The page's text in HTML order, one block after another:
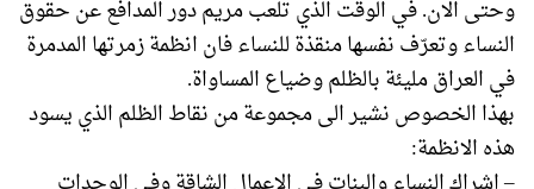
وحتى الان. في الوقت الذي تلعب مريم دور المدافع عن حقوق
النساء وتعرّف نفسها منقذة للنساء فان انظمة زمرتها المدمرة
في العراق مليئة بالظلم وضياع المساواة.
بهذا الخصوص نشير الى مجموعة من نقاط الظلم الذي يسود
هذه الانظمة: